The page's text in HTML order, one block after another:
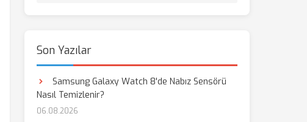
Son Yazılar
Samsung Galaxy Watch 8'de Nabız Sensörü
Nasıl Temizlenir?
06.08.2026